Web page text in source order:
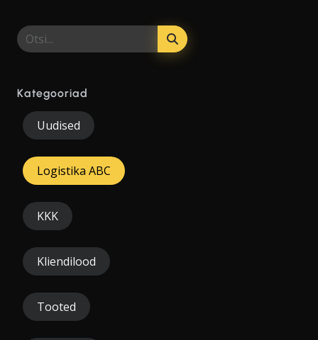
Kategooriad
Uudised
Logistika ABC
KKK
Kliendilood
Tooted